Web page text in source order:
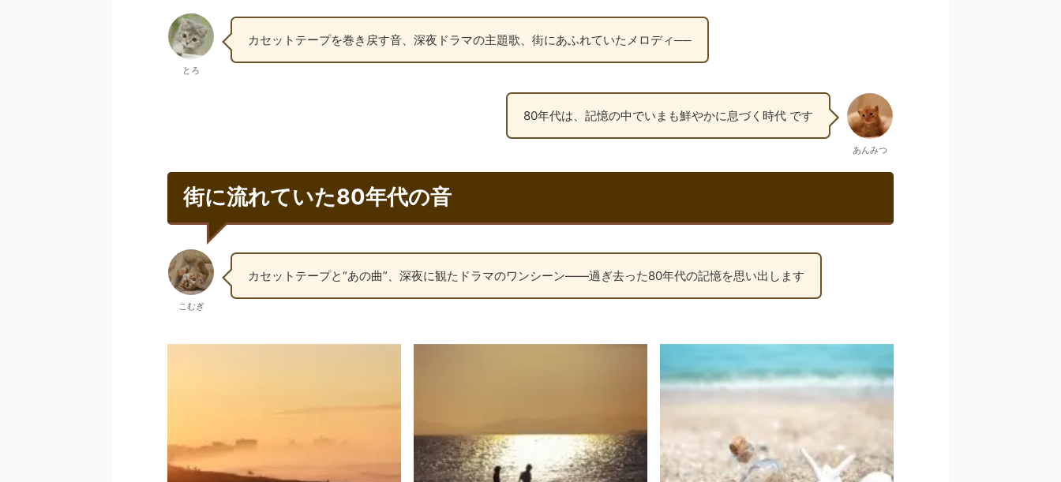
とろ
カセットテープを巻き戻す音、深夜ドラマの主題歌、街にあふれていたメロディ──
80年代は、記憶の中でいまも鮮やかに息づく時代 です
あんみつ
街に流れていた80年代の音
こむぎ
カセットテープと“あの曲”、深夜に観たドラマのワンシーン――過ぎ去った80年代の記憶を思い出します